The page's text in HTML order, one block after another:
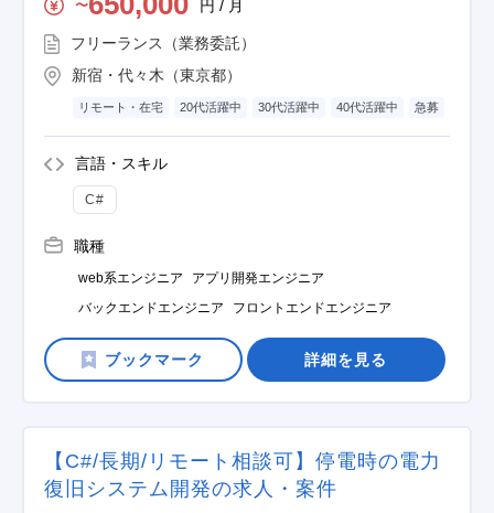
〜 円 / 月
フリーランス（業務委託）
新宿・代々木（東京都）
リモート・在宅 20代活躍中 30代活躍中 40代活躍中 急募
言語・スキル
C#
職種
web系エンジニア
アプリ開発エンジニア
バックエンドエンジニア
フロントエンドエンジニア
詳細を見る
【C#/長期/リモート相談可】停電時の電力
復旧システム開発の求人・案件